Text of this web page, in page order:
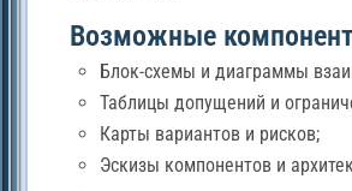
Возможные
Блок-схемы и диаграммы
Таблицы допущений и
Карты вариантов и рисков;
Эскизы компонентов и